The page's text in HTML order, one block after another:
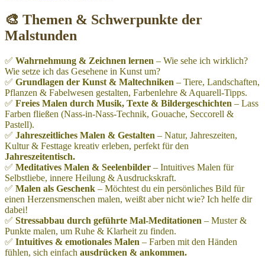
🎨 Themen & Schwerpunkte der
Malstunden
✅ Wahrnehmung & Zeichnen lernen – Wie sehe ich wirklich?
Wie setze ich das Gesehene in Kunst um?
✅ Grundlagen der Kunst & Maltechniken – Tiere, Landschaften,
Pflanzen & Fabelwesen gestalten, Farbenlehre & Aquarell-Tipps.
✅ Freies Malen durch Musik, Texte & Bildergeschichten – Lass
Farben fließen (Nass-in-Nass-Technik, Gouache, Seccorell &
Pastell).
✅ Jahreszeitliches Malen & Gestalten – Natur, Jahreszeiten,
Kultur & Festtage kreativ erleben, perfekt für den
Jahreszeitentisch.
✅ Meditatives Malen & Seelenbilder – Intuitives Malen für
Selbstliebe, innere Heilung & Ausdruckskraft.
✅ Malen als Geschenk – Möchtest du ein persönliches Bild für
einen Herzensmenschen malen, weißt aber nicht wie? Ich helfe dir
dabei!
✅ Stressabbau durch geführte Mal-Meditationen – Muster &
Punkte malen, um Ruhe & Klarheit zu finden.
✅ Intuitives & emotionales Malen – Farben mit den Händen
fühlen, sich einfach ausdrücken & ankommen.